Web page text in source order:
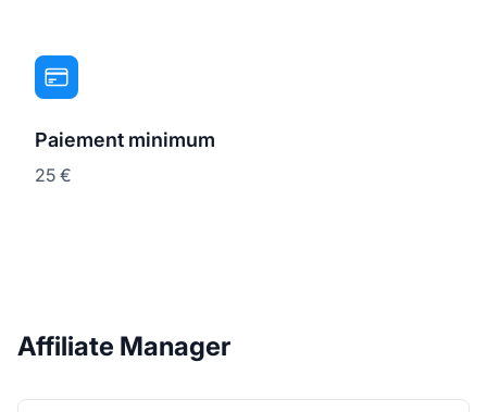
Paiement minimum
25 €
Affiliate Manager